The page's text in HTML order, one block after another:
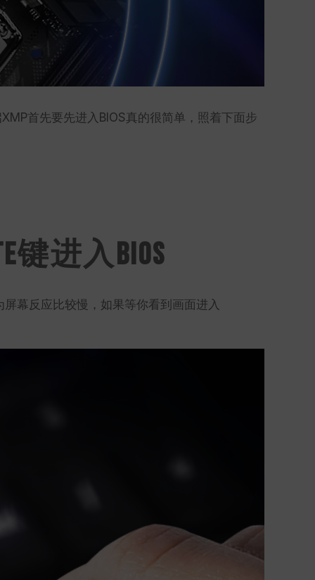
首先要先进入BIOS真的很简单，照着下面步
进入BIOS
幕反应比较慢，如果等你看到画面进入